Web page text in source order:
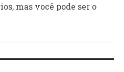
mas você pode ser o